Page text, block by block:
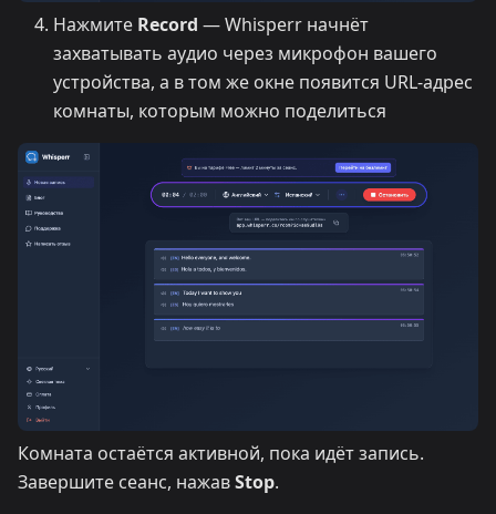
Нажмите Record — Whisperr начнёт
захватывать аудио через микрофон вашего
устройства, а в том же окне появится URL-адрес
комнаты, которым можно поделиться
Комната остаётся активной, пока идёт запись.
Завершите сеанс, нажавStop.